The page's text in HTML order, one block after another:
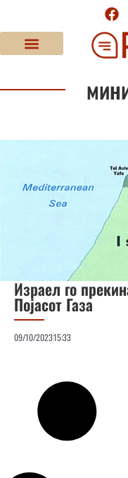
Израел го
Појасот Газа
09/10/202315:33